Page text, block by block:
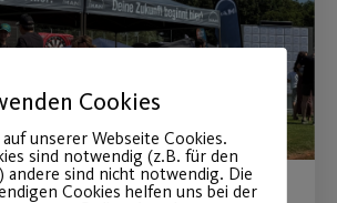
Cookies
unserer Webseite Cookies.
sind notwendig (z.B. für den
andere sind nicht notwendig. Die
Cookies helfen uns bei der